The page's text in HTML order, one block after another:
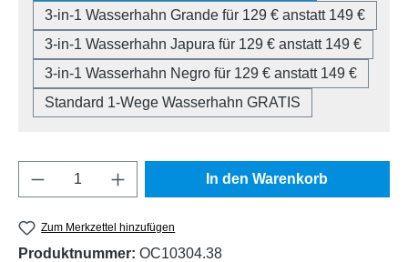
3-in-1 Wasserhahn Grande für 129 € anstatt 149 €
3-in-1 Wasserhahn Japura für 129 € anstatt 149 €
3-in-1 Wasserhahn Negro für 129 € anstatt 149 €
Standard 1-Wege Wasserhahn GRATIS
Produkt Anzahl: Gib den gewünschten
In den Warenkorb
Zum Merkzettel hinzufügen
Produktnummer: OC10304.38